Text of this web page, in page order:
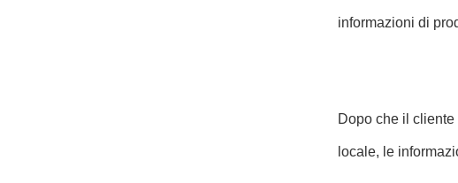
informazioni di
Dopo che il
locale, le